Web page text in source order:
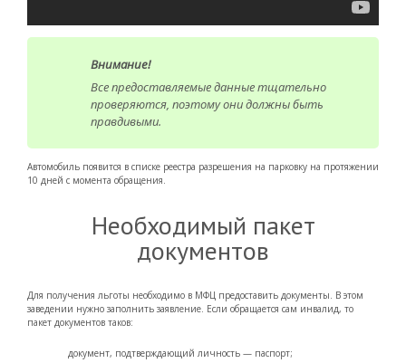
Внимание!
Все предоставляемые данные тщательно
проверяются, поэтому они должны быть
правдивыми.
Автомобиль появится в списке реестра разрешения на парковку на протяжении
10 дней с момента обращения.
Необходимый пакет
документов
Для получения льготы необходимо в МФЦ предоставить документы. В этом
заведении нужно заполнить заявление. Если обращается сам инвалид, то
пакет документов таков:
документ, подтверждающий личность — паспорт;